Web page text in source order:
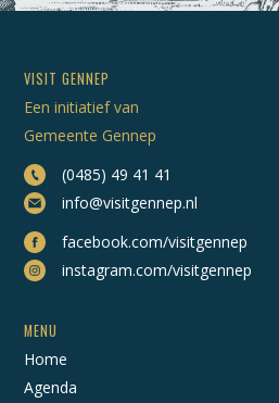
VISIT GENNEP
Een initiatief van
Gemeente Gennep
(0485) 49 41 41
info@visitgennep.nl
facebook.com/visitgennep
instagram.com/visitgennep
MENU
Home
Agenda